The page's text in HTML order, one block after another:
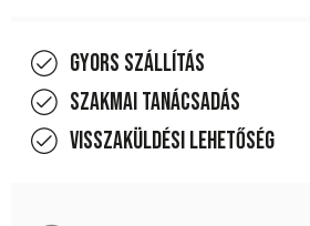
Gyors szállítás
Szakmai tanácsadás
Visszaküldési lehetőség